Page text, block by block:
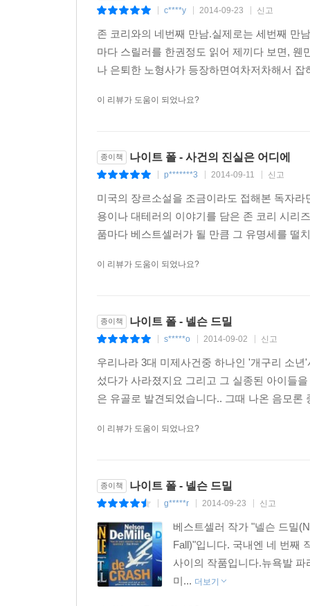
서서히 고조되는 긴장감. 그 절정의 순간에 당신
독자의 시선을 완벽하게 사로잡는 매혹적인 소설.
c****y 2014-09-23 신고
존 코리와의 네번째 만남.실제로는 세번째 만
마다 스릴러를 한권정도 읽어 제끼다 보면,
나 은퇴한 노형사가 등장하면여차저차해서
이 리뷰가 도움이 되었나요?
종이책 나이트 폴 - 사건의 진실은 어디에
p*******3 2014-09-11 신고
미국의 장르소설을 조금이라도 접해본 독자
용이나 대테러의 이야기를 담은 존 코리 시리
품마다 베스트셀러가 될 만큼 그 유명세를 떨
이 리뷰가 도움이 되었나요?
종이책 나이트 폴 - 넬슨 드밀
s*****o 2014-09-02 신고
우리나라 3대 미제사건중 하나인 '개구리 소
섰다가 사라졌지요 그리고 그 실종된 아이들
은 유골로 발견되었습니다.. 그때 나온 음모
이 리뷰가 도움이 되었나요?
종이책 나이트 폴 - 넬슨 드밀
g*****r 2014-09-23 신고
베스트셀러 작가 "넬슨 드밀
Fall)"입니다. 국내엔 네 번째
사이의 작품입니다.뉴욕발
미... 더보기